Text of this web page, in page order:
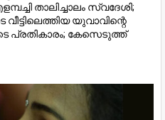
താലിച്ചാലം സ്വദേശി;
യുവാവിന്റെ
പ്രതികാരം; കേസെടുത്ത്